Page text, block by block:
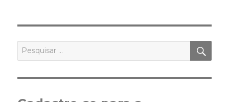
por: